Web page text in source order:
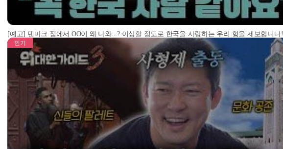
[예고] 덴마크 집에서 OO이 왜 나와...? 이상할 정도로 한국을 사랑하는 우리 형을 제보합니다!
인기